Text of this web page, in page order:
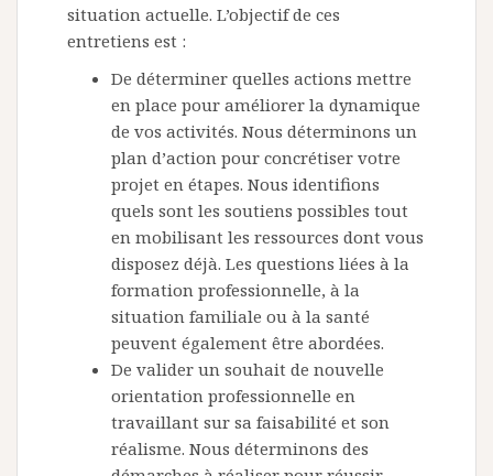
situation actuelle. L’objectif de ces
entretiens est :
De déterminer quelles actions mettre
en place pour améliorer la dynamique
de vos activités. Nous déterminons un
plan d’action pour concrétiser votre
projet en étapes. Nous identifions
quels sont les soutiens possibles tout
en mobilisant les ressources dont vous
disposez déjà. Les questions liées à la
formation professionnelle, à la
situation familiale ou à la santé
peuvent également être abordées.
De valider un souhait de nouvelle
orientation professionnelle en
travaillant sur sa faisabilité et son
réalisme. Nous déterminons des